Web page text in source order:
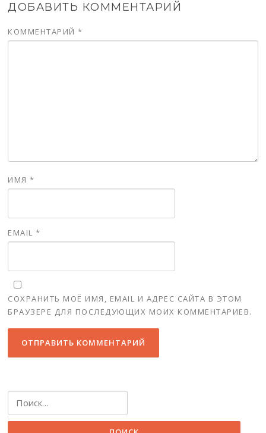
ДОБАВИТЬ КОММЕНТАРИЙ
КОММЕНТАРИЙ*
ИМЯ*
EMAIL*
СОХРАНИТЬ МОЁ ИМЯ, EMAIL И АДРЕС САЙТА В ЭТОМ
БРАУЗЕРЕ ДЛЯ ПОСЛЕДУЮЩИХ МОИХ КОММЕНТАРИЕВ.